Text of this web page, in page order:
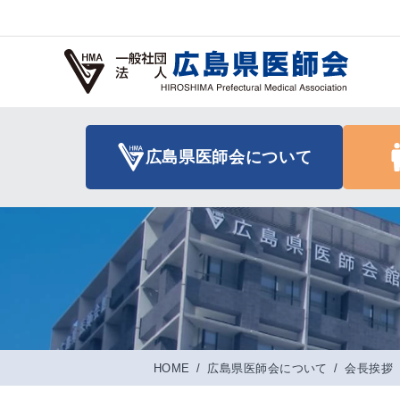
広島県医師会について
HOME / 広島県医師会について /会長挨拶